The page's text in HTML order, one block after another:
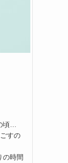
頃…
すの
の時間